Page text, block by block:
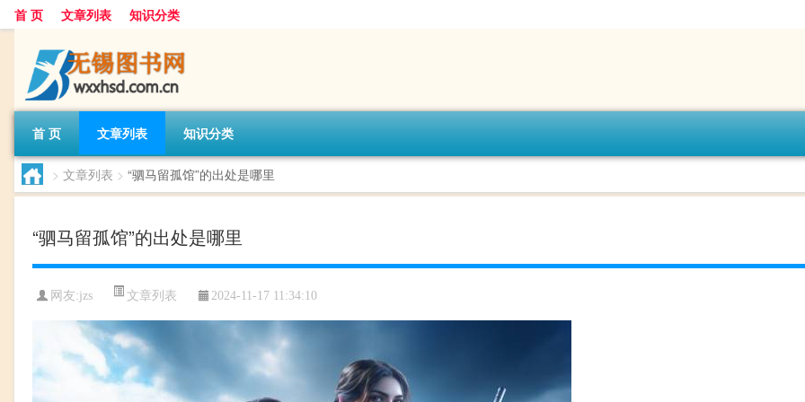
首 页 文章列表 知识分类
首 页 文章列表 知识分类
> 文章列表 > “驷马留孤馆”的出处是哪里
“驷马留孤馆”的出处是哪里
网友:jzs 文章列表 2024-11-17 11:34:10